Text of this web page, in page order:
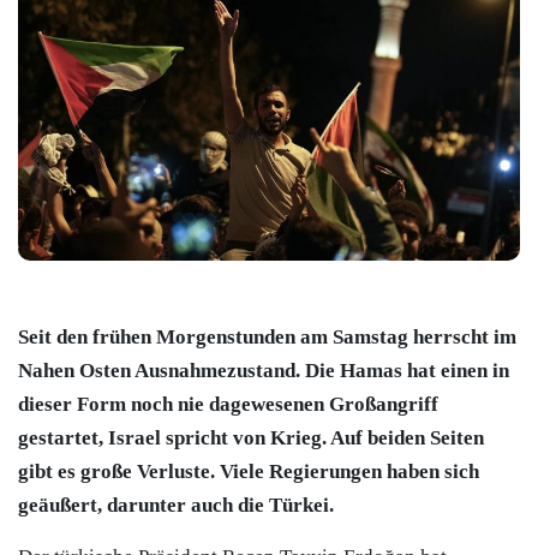
Seit den frühen Morgenstunden am Samstag herrscht im
Nahen Osten Ausnahmezustand. Die Hamas hat einen in
dieser Form noch nie dagewesenen Großangriff
gestartet, Israel spricht von Krieg. Auf beiden Seiten
gibt es große Verluste. Viele Regierungen haben sich
geäußert, darunter auch die Türkei.